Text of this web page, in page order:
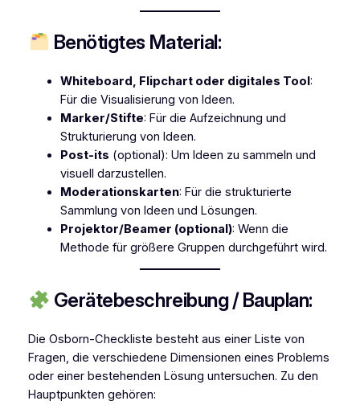
Benötigtes Material:
Whiteboard, Flipchart oder digitales Tool:
Für die Visualisierung von Ideen.
Marker/Stifte: Für die Aufzeichnung und
Strukturierung von Ideen.
Post-its (optional): Um Ideen zu sammeln und
visuell darzustellen.
Moderationskarten: Für die strukturierte
Sammlung von Ideen und Lösungen.
Projektor/Beamer (optional): Wenn die
Methode für größere Gruppen durchgeführt wird.
Gerätebeschreibung / Bauplan:
Die Osborn-Checkliste besteht aus einer Liste von
Fragen, die verschiedene Dimensionen eines Problems
oder einer bestehenden Lösung untersuchen. Zu den
Hauptpunkten gehören: